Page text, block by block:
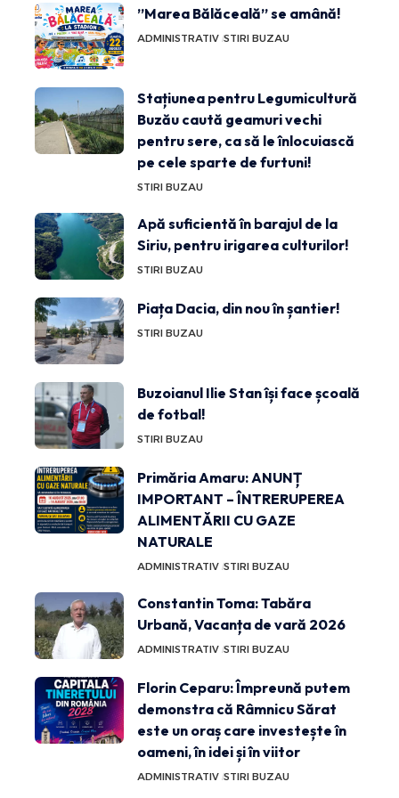
”Marea Bălăceală” se amână!
ADMINISTRATIV STIRI BUZAU
Stațiunea pentru Legumicultură
Buzău caută geamuri vechi
pentru sere, ca să le înlocuiască
pe cele sparte de furtuni!
STIRI BUZAU
Apă suficientă în barajul de la
Siriu, pentru irigarea culturilor!
STIRI BUZAU
Piața Dacia, din nou în șantier!
STIRI BUZAU
Buzoianul Ilie Stan își face școală
de fotbal!
STIRI BUZAU
Primăria Amaru: ANUNȚ
IMPORTANT – ÎNTRERUPEREA
ALIMENTĂRII CU GAZE
NATURALE
ADMINISTRATIV STIRI BUZAU
Constantin Toma: Tabăra
Urbană, Vacanța de vară 2026
ADMINISTRATIV STIRI BUZAU
Florin Ceparu: Împreună putem
demonstra că Râmnicu Sărat
este un oraș care investește în
oameni, în idei și în viitor
ADMINISTRATIV STIRI BUZAU